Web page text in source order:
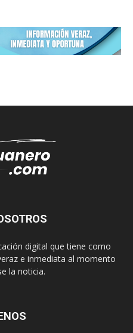
digital que tiene como
e inmediata al momento
la noticia.